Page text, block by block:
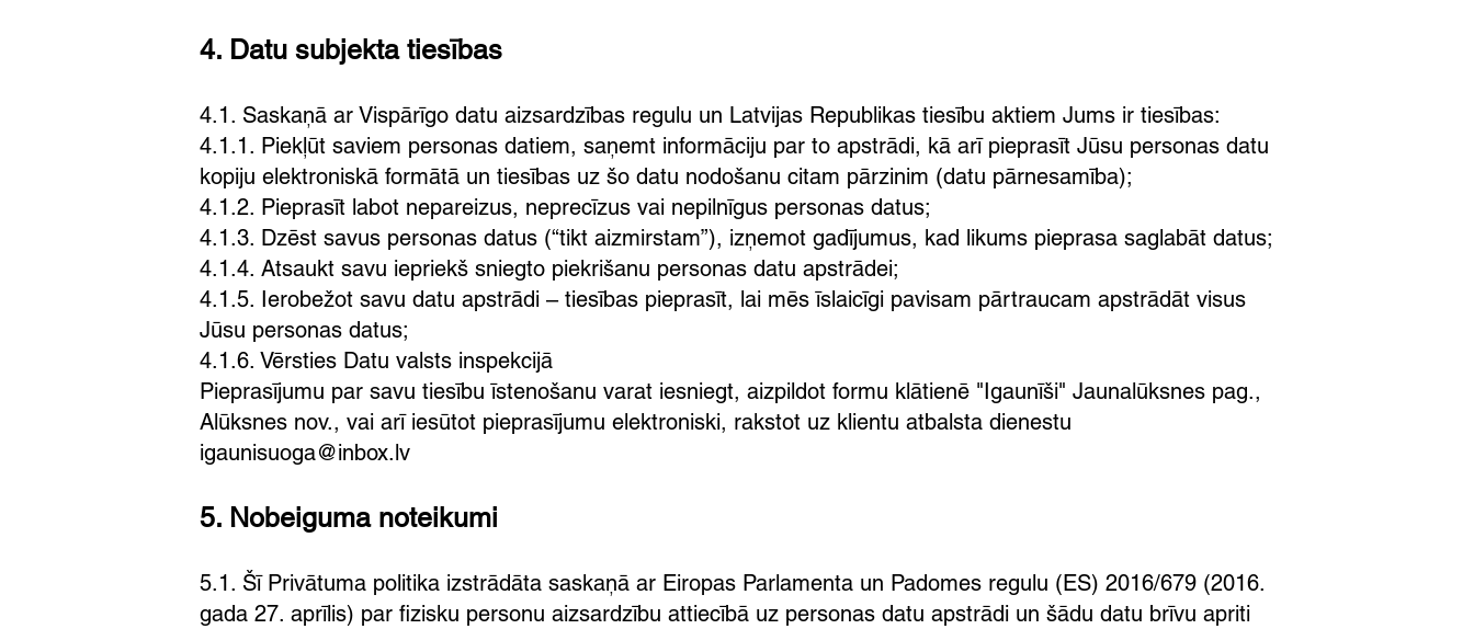
4. Datu subjekta tiesības
4.1. Saskaņā ar Vispārīgo datu aizsardzības regulu un Latvijas Republikas tiesību aktiem Jums ir tiesības:
4.1.1. Piekļūt saviem personas datiem, saņemt informāciju par to apstrādi, kā arī pieprasīt Jūsu personas datu
kopiju elektroniskā formātā un tiesības uz šo datu nodošanu citam pārzinim (datu pārnesamība);
4.1.2. Pieprasīt labot nepareizus, neprecīzus vai nepilnīgus personas datus;
4.1.3. Dzēst savus personas datus (“tikt aizmirstam”), izņemot gadījumus, kad likums pieprasa saglabāt datus;
4.1.4. Atsaukt savu iepriekš sniegto piekrišanu personas datu apstrādei;
4.1.5. Ierobežot savu datu apstrādi – tiesības pieprasīt, lai mēs īslaicīgi pavisam pārtraucam apstrādāt visus
Jūsu personas datus;
4.1.6. Vērsties Datu valsts inspekcijā
Pieprasījumu par savu tiesību īstenošanu varat iesniegt, aizpildot formu klātienē "Igaunīši" Jaunalūksnes pag.,
Alūksnes nov., vai arī iesūtot pieprasījumu elektroniski, rakstot uz klientu atbalsta dienestu
igaunisuoga@inbox.lv
5. Nobeiguma noteikumi
5.1. Šī Privātuma politika izstrādāta saskaņā ar Eiropas Parlamenta un Padomes regulu (ES) 2016/679 (2016.
gada 27. aprīlis) par fizisku personu aizsardzību attiecībā uz personas datu apstrādi un šādu datu brīvu apriti